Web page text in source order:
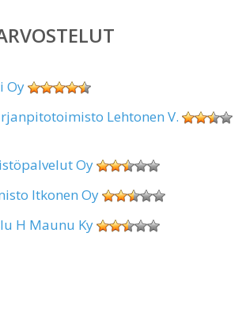
Oy
Lehtonen V.
Oy
Itkonen Oy
H Maunu Ky